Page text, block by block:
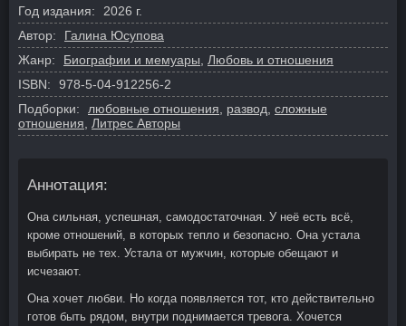
Год издания:
2026 г.
Автор:
Галина Юсупова
Жанр:
Биографии и мемуары
Любовь и отношения
ISBN:
978-5-04-912256-2
Подборки:
любовные отношения развод сложные
отношения
Литрес Авторы
Аннотация:
Она сильная, успешная, самодостаточная. У неё есть всё,
кроме отношений, в которых тепло и безопасно. Она устала
выбирать не тех. Устала от мужчин, которые обещают и
исчезают.
Она хочет любви. Но когда появляется тот, кто действительно
готов быть рядом, внутри поднимается тревога. Хочется